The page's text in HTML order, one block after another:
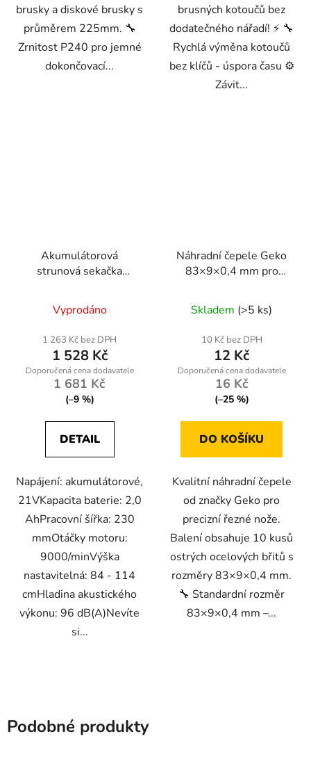
brusky a diskové brusky s
průměrem 225mm. 🔧
Zrnitost P240 pro jemné
dokončovací...
brusných kotoučů bez
dodatečného nářadí! ⚡ 🔧
Rychlá výměna kotoučů
bez klíčů - úspora času ⚙️
Závit...
Akumulátorová
strunová sekačka
2AHM-PRO
Vyprodáno
1 263 Kč bez DPH
1 528 Kč
1 681 Kč
(–9 %)
DETAIL
Napájení: akumulátorové,
21VKapacita baterie: 2,0
AhPracovní šířka: 230
mmOtáčky motoru:
9000/minVýška
nastavitelná: 84 - 114
cmHladina akustického
výkonu: 96 dB(A)Nevíte
si...
Náhradní čepele Geko
83×9×0,4 mm pro
ocelové břity pro
precizní řezání
Skladem (>5 ks)
10 Kč bez DPH
12 Kč
16 Kč
(–25 %)
DO KOŠÍKU
Kvalitní náhradní čepele
od značky Geko pro
precizní řezné nože.
Balení obsahuje 10 kusů
ostrých ocelových břitů s
rozměry 83×9×0,4 mm.
🔧 Standardní rozměr
83×9×0,4 mm –...
Podobné produkty